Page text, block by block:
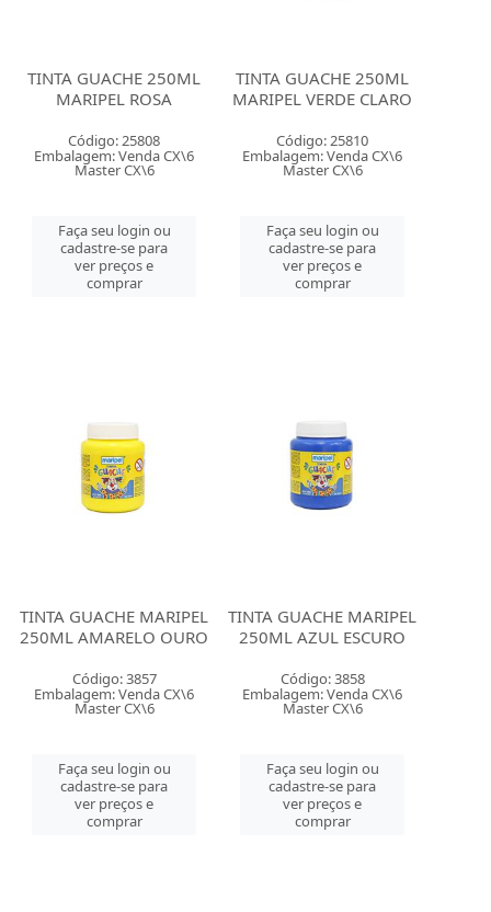
TINTA GUACHE 250ML
MARIPEL ROSA
Código: 25808
Embalagem: Venda CX\6
Master CX\6
Faça seu login ou
cadastre-se para
ver preços e
comprar
TINTA GUACHE 250ML
MARIPEL VERDE CLARO
Código: 25810
Embalagem: Venda CX\6
Master CX\6
Faça seu login ou
cadastre-se para
ver preços e
comprar
TINTA GUACHE MARIPEL
250ML AMARELO OURO
Código: 3857
Embalagem: Venda CX\6
Master CX\6
Faça seu login ou
cadastre-se para
ver preços e
comprar
TINTA GUACHE MARIPEL
250ML AZUL ESCURO
Código: 3858
Embalagem: Venda CX\6
Master CX\6
Faça seu login ou
cadastre-se para
ver preços e
comprar